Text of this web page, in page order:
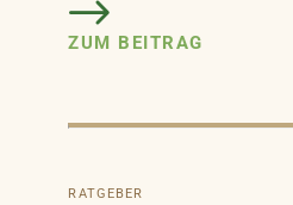
ZUM BEITRAG
RATGEBER